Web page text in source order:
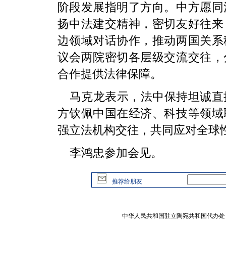
阶段发展指明了方向。中方愿
扬中法建交精神，密切友好往
边领域对话协作，推动两国关
议会两院密切各层级交流交往
合作提供法律保障。
马克龙表示，法中保持坦诚
方钦佩中国在经济、科技等领
强立法机构交往，共同应对全
李鸿忠参加会见。
推荐给朋友
中华人民共和国驻立陶宛共和国代办处